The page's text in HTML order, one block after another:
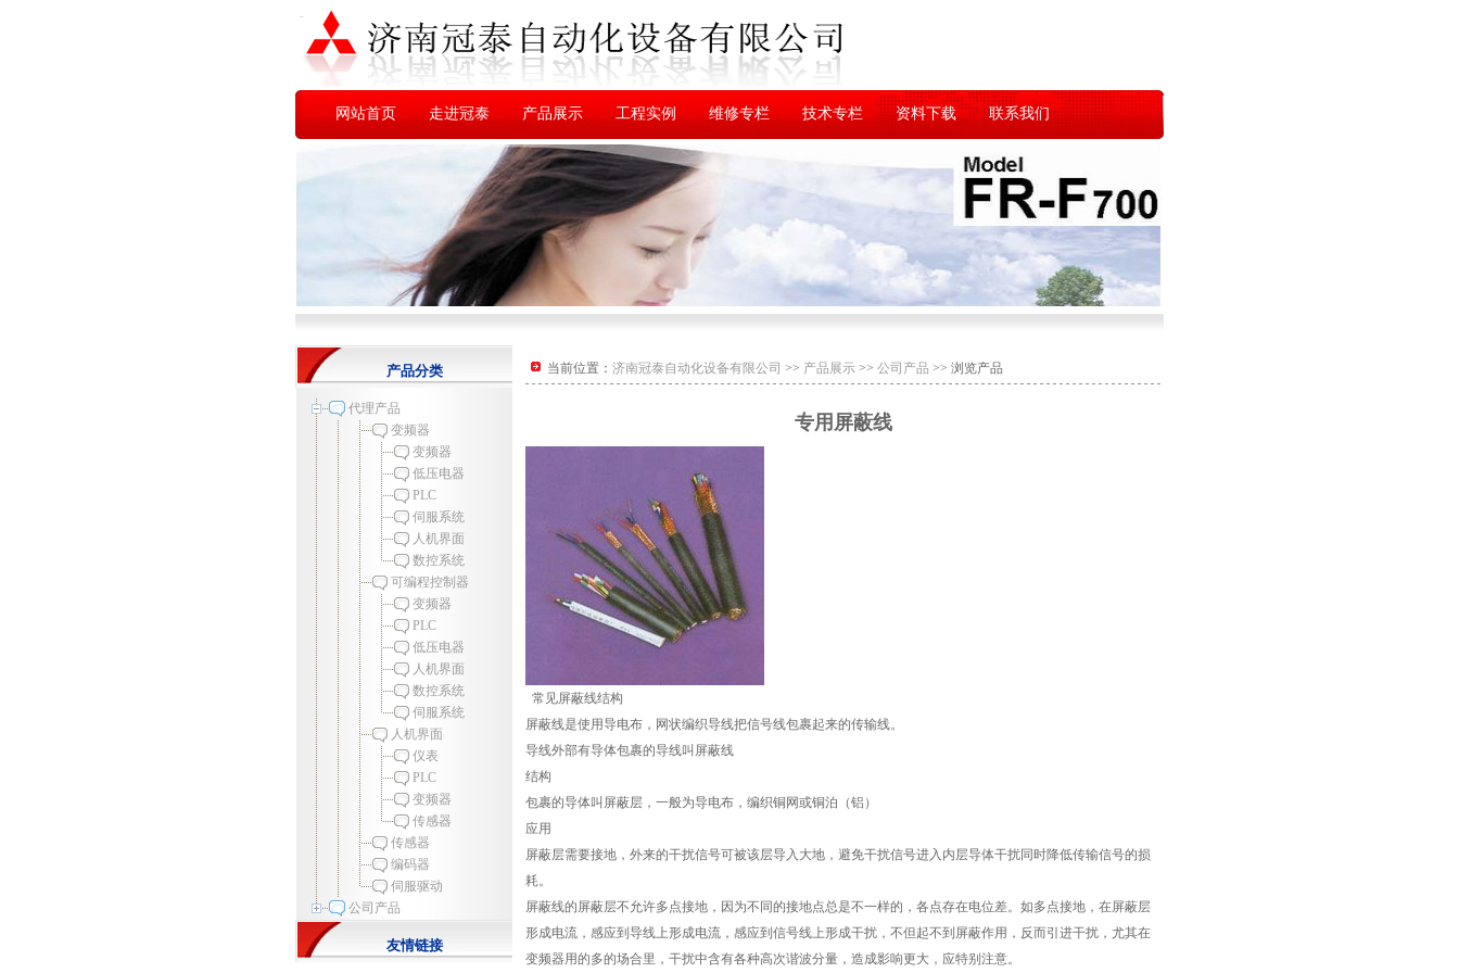
网站首页 走进冠泰 产品展示 工程实例 维修专栏 技术专栏 资料下载 联系我们
产品分类
代理产品
变频器
变频器
低压电器
PLC
伺服系统
人机界面
数控系统
可编程控制器
变频器
PLC
低压电器
人机界面
数控系统
伺服系统
人机界面
仪表
PLC
变频器
传感器
传感器
编码器
伺服驱动
公司产品
友情链接
当前位置： 济南冠泰自动化设备有限公司 >> 产品展示 >> 公司产品 >> 浏览产品
专用屏蔽线
常见屏蔽线结构
屏蔽线是使用导电布，网状编织导线把信号线包裹起来的传输线。
导线外部有导体包裹的导线叫屏蔽线
结构
包裹的导体叫屏蔽层，一般为导电布，编织铜网或铜泊（铝）
应用
屏蔽层需要接地，外来的干扰信号可被该层导入大地，避免干扰信号进入内层导体干扰同时降低传输信号的损
耗。
屏蔽线的屏蔽层不允许多点接地，因为不同的接地点总是不一样的，各点存在电位差。如多点接地，在屏蔽层
形成电流，感应到导线上形成电流，感应到信号线上形成干扰，不但起不到屏蔽作用，反而引进干扰，尤其在
变频器用的多的场合里，干扰中含有各种高次谐波分量，造成影响更大，应特别注意。